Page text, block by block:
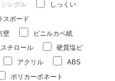
シングル
しっくい
スボード
壁
ビニルカベ紙
チロール
硬質塩ビ
アクリル
ABS
ポリカーボネート